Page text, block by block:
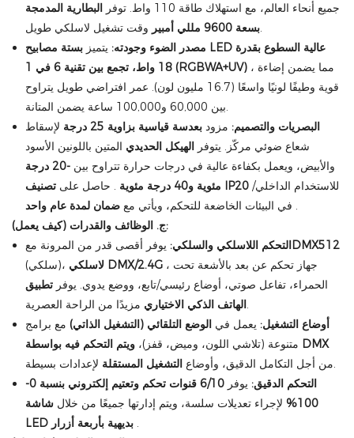
جميع أنحاء العالم، مع استهلاك طاقة 110 واط. توفر
البطارية المدمجة
بسعة 9600 مللي أمبيروقت تشغيل لاسلكي طويل.
مصدر الضوء وجودته: يتميزبستة مصابيح LED عالية السطوع بقدرة
18 واط، تجمع بين تقنية 6 في 1 (RGBWA+UV)، مما يضمن إضاءة
قوية وطيفًا لونيًا واسعًا (16.7 مليون لون). عمر افتراضي طويل يتراوح
بين 60,000 و100,000 ساعة يضمن المتانة.
البصريات والتصميم: مزودبعدسة قياسية بزاوية 25 درجة
لإسقاط
شعاع ضوئي مركّز. يتوفرالهيكل الحديدي المتين باللونين الأسود
والأبيض، ويعمل بكفاءة عالية في درجات حرارة تتراوح بين
-20 درجة
مئوية و40 درجة مئوية
. حاصل على تصنيف IP20للاستخدام الداخلي/
في البيئات الخاضعة للتحكم، ويأتي معضمان لمدة عام واحد
.
ج. الوظائف والقدرات (كيف يعمل):
التحكم اللاسلكي والسلكي: يوفر أقصى قدر من المرونة مع
DMX512
(سلكي)،
لاسلكي DMX/2.4G، جهاز تحكم عن بعد بالأشعة تحت
الحمراء، تفاعل صوتي، أوضاع رئيسي/تابع، ووضع يدوي. يوفرتطبيق
الهاتف الذكي الاختياريمزيدًا من الراحة العصرية.
أوضاع التشغيل: يعمل فيالوضع التلقائي (التشغيل الذاتي) مع برامج
متنوعة (تلاشي اللون، وميض، قفز)، ويتم التحكم فيه بواسطة DMX
من أجل التكامل الدقيق، وأوضاعالتشغيل المستقلة
لإعدادات بسيطة.
التحكم الدقيق: يوفر6/10 قنوات تحكم
وتعتيم إلكتروني بنسبة 0-
100%
لإجراء تعديلات سلسة، ويتم إدارتها جميعًا من خلالشاشة
LED بديهية بأربعة أزرار.